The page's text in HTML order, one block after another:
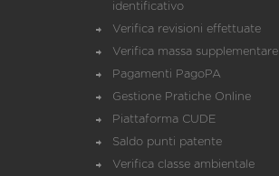
identificativo
Verifica revisioni effettuate
Verifica massa supplementare
Pagamenti PagoPA
Gestione Pratiche Online
Piattaforma CUDE
Saldo punti patente
Verifica classe ambientale